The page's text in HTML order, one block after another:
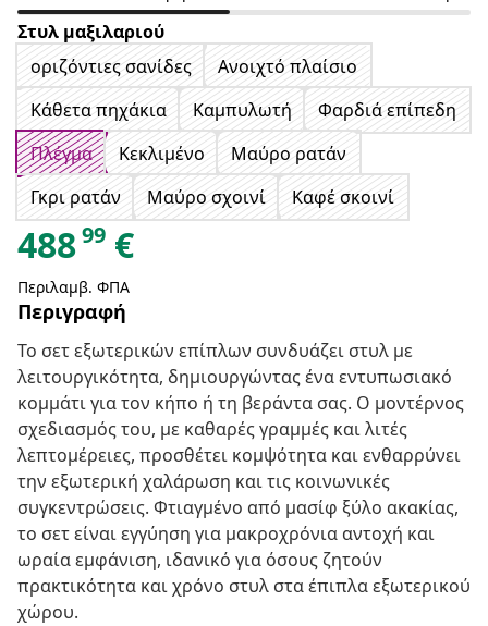
ανοιχτό
γκρι
ανθρακί
Στυλ μαξιλαριού
οριζόντιες σανίδες
Ανοιχτό πλαίσιο
Κάθετα πηχάκια
Καμπυλωτή
Φαρδιά επίπεδη
Πλέγμα
Κεκλιμένο
Μαύρο ρατάν
Γκρι ρατάν
Μαύρο σχοινί Καφέ σκοινί
48899 €
Περιλαμβ. ΦΠΑ
Περιγραφή
Το σετ εξωτερικών επίπλων συνδυάζει στυλ με
λειτουργικότητα, δημιουργώντας ένα εντυπωσιακό
κομμάτι για τον κήπο ή τη βεράντα σας. Ο μοντέρνος
σχεδιασμός του, με καθαρές γραμμές και λιτές
λεπτομέρειες, προσθέτει κομψότητα και ενθαρρύνει
την εξωτερική χαλάρωση και τις κοινωνικές
συγκεντρώσεις. Φτιαγμένο από μασίφ ξύλο ακακίας,
το σετ είναι εγγύηση για μακροχρόνια αντοχή και
ωραία εμφάνιση, ιδανικό για όσους ζητούν
πρακτικότητα και χρόνο στυλ στα έπιπλα εξωτερικού
χώρου.